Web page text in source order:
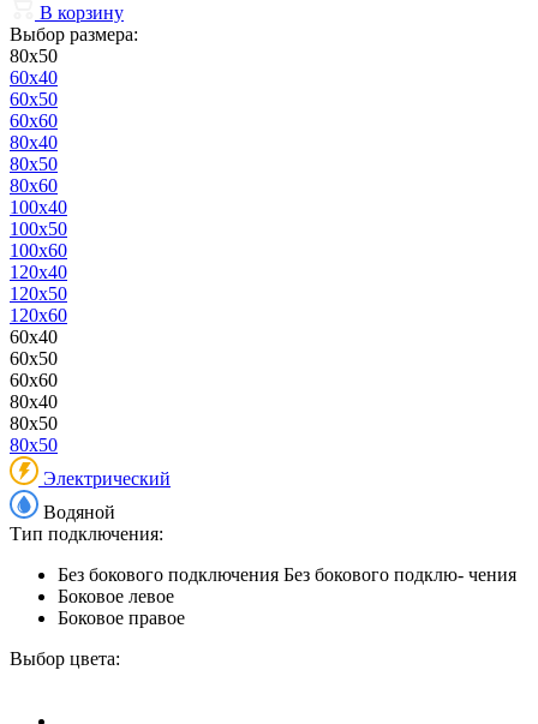
В корзину
Выбор размера:
80x50
60x40
60x50
60x60
80x40
80x50
80x60
100x40
100x50
100x60
120x40
120x50
120x60
60x40
60x50
60x60
80x40
80x50
80x50
Электрический
Водяной
Тип подключения:
Без бокового подключения Без бокового подклю- чения
Боковое левое
Боковое правое
Выбор цвета: